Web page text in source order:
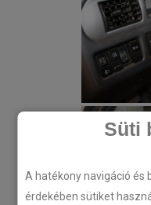
Süti
A hatékony navigáció és
érdekében sütiket